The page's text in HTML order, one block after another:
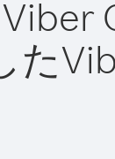
Viber
た